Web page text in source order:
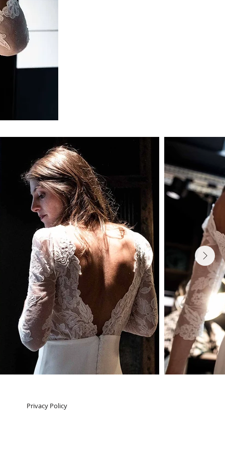
Next
Privacy Policy